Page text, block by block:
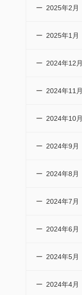
2025年2月
2025年1月
2024年12月
2024年11月
2024年10月
2024年9月
2024年8月
2024年7月
2024年6月
2024年5月
2024年4月